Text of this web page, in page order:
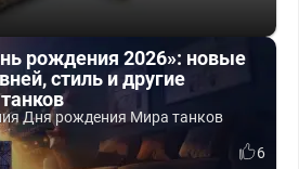
рождения 2026»: новые
стиль и другие
Дня рождения Мира танков
6